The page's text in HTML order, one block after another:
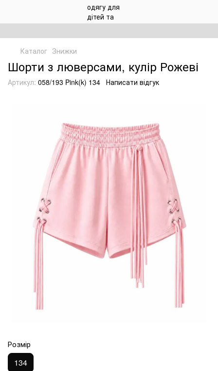
Каталог Знижки
Шорти з люверсами, кулір Рожеві
Артикул: 058/193 Pink(k) 134 Написати відгук
Розмір
134